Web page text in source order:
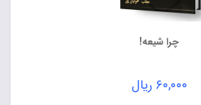
چرا شیعه!
۶۰,۰۰۰ ریال